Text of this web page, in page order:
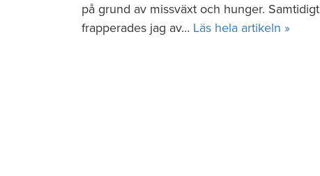
på grund av missväxt och hunger. Samtidigt
frapperades jag av… Läs hela artikeln »